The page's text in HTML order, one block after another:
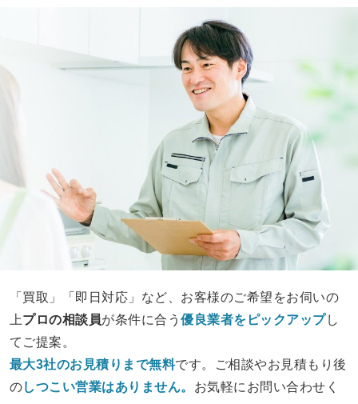
「買取」「即日対応」など、お客様のご希望をお伺いの
上プロの相談員が条件に合う優良業者をピックアップし
てご提案。
最大3社のお見積りまで無料です。ご相談やお見積もり後
のしつこい営業はありません。 お気軽にお問い合わせく